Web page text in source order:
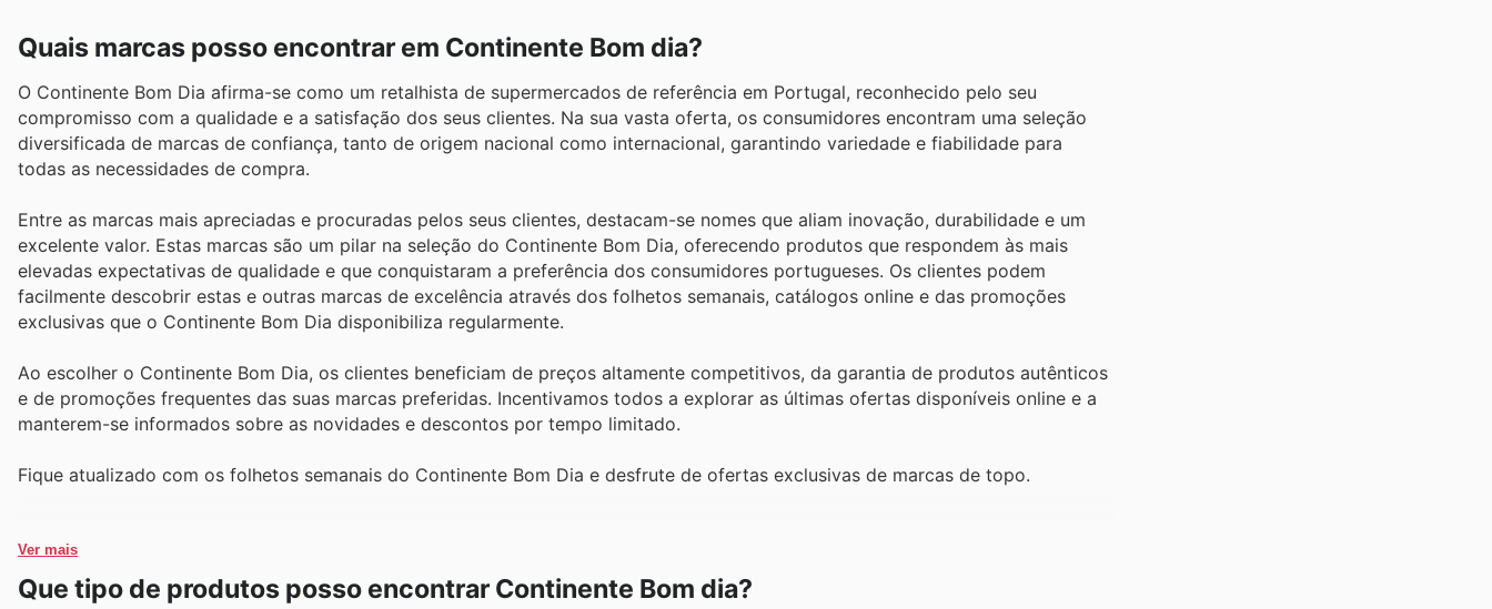
Quais marcas posso encontrar em Continente Bom dia?
O Continente Bom Dia afirma-se como um retalhista de supermercados de referência em Portugal, reconhecido pelo seu
compromisso com a qualidade e a satisfação dos seus clientes. Na sua vasta oferta, os consumidores encontram uma seleção
diversificada de marcas de confiança, tanto de origem nacional como internacional, garantindo variedade e fiabilidade para
todas as necessidades de compra.
Entre as marcas mais apreciadas e procuradas pelos seus clientes, destacam-se nomes que aliam inovação, durabilidade e um
excelente valor. Estas marcas são um pilar na seleção do Continente Bom Dia, oferecendo produtos que respondem às mais
elevadas expectativas de qualidade e que conquistaram a preferência dos consumidores portugueses. Os clientes podem
facilmente descobrir estas e outras marcas de excelência através dos folhetos semanais, catálogos online e das promoções
exclusivas que o Continente Bom Dia disponibiliza regularmente.
Ao escolher o Continente Bom Dia, os clientes beneficiam de preços altamente competitivos, da garantia de produtos autênticos
e de promoções frequentes das suas marcas preferidas. Incentivamos todos a explorar as últimas ofertas disponíveis online e a
manterem-se informados sobre as novidades e descontos por tempo limitado.
Fique atualizado com os folhetos semanais do Continente Bom Dia e desfrute de ofertas exclusivas de marcas de topo.
Ver mais
Que tipo de produtos posso encontrar Continente Bom dia?